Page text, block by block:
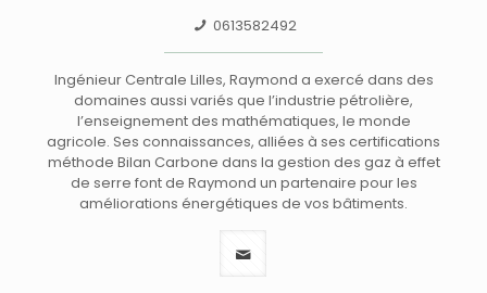
0613582492
Ingénieur Centrale Lilles, Raymond a exercé dans des
domaines aussi variés que l’industrie pétrolière,
l’enseignement des mathématiques, le monde
agricole. Ses connaissances, alliées à ses certifications
méthode Bilan Carbone dans la gestion des gaz à effet
de serre font de Raymond un partenaire pour les
améliorations énergétiques de vos bâtiments.